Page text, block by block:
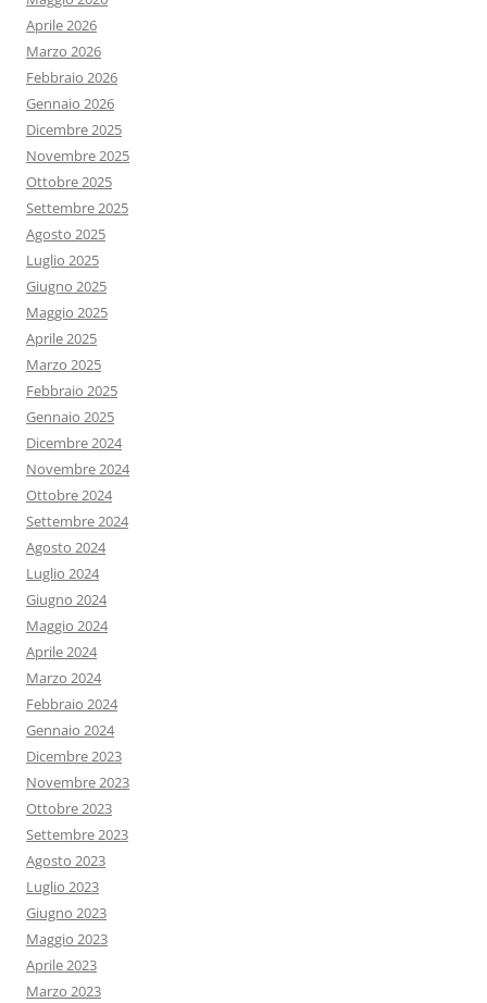
Aprile 2026
Marzo 2026
Febbraio 2026
Gennaio 2026
Dicembre 2025
Novembre 2025
Ottobre 2025
Settembre 2025
Agosto 2025
Luglio 2025
Giugno 2025
Maggio 2025
Aprile 2025
Marzo 2025
Febbraio 2025
Gennaio 2025
Dicembre 2024
Novembre 2024
Ottobre 2024
Settembre 2024
Agosto 2024
Luglio 2024
Giugno 2024
Maggio 2024
Aprile 2024
Marzo 2024
Febbraio 2024
Gennaio 2024
Dicembre 2023
Novembre 2023
Ottobre 2023
Settembre 2023
Agosto 2023
Luglio 2023
Giugno 2023
Maggio 2023
Aprile 2023
Marzo 2023